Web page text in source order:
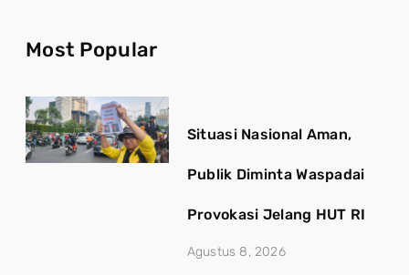
Most Popular
Situasi Nasional Aman,
Publik Diminta Waspadai
Provokasi Jelang HUT RI
Agustus 8, 2026